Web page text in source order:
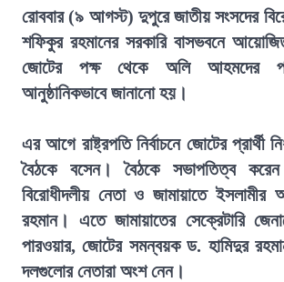
রোববার (৯ আগস্ট) দুপুরে জাতীয় সংসদের
শফিকুর রহমানের সরকারি বাসভবনে
জোটের পক্ষ থেকে অলি আহমদের
আনুষ্ঠানিকভাবে জানানো হয়।
এর আগে রাষ্ট্রপতি নির্বাচনে জোটের প্রার্থী
বৈঠকে বসেন। বৈঠকে সভাপতিত্ব
বিরোধীদলীয় নেতা ও জামায়াতে
রহমান। এতে জামায়াতের সেক্রেটারি
পারওয়ার, জোটের সমন্বয়ক ড. হামিদুর
দলগুলোর নেতারা অংশ নেন।